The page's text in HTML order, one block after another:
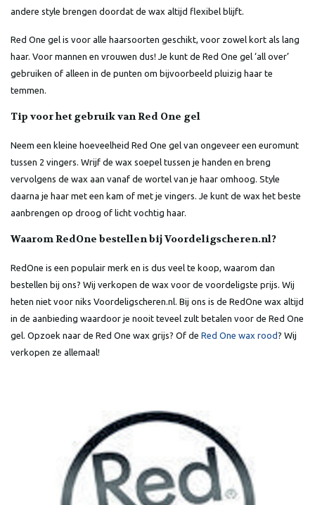
andere style brengen doordat de wax altijd flexibel blijft.
Red One gel is voor alle haarsoorten geschikt, voor zowel kort als lang
haar. Voor mannen en vrouwen dus! Je kunt de Red One gel ‘all over’
gebruiken of alleen in de punten om bijvoorbeeld pluizig haar te
temmen.
Tip voor het gebruik van Red One gel
Neem een kleine hoeveelheid Red One gel van ongeveer een euromunt
tussen 2 vingers. Wrijf de wax soepel tussen je handen en breng
vervolgens de wax aan vanaf de wortel van je haar omhoog. Style
daarna je haar met een kam of met je vingers. Je kunt de wax het beste
aanbrengen op droog of licht vochtig haar.
Waarom RedOne bestellen bij Voordeligscheren.nl?
RedOne is een populair merk en is dus veel te koop, waarom dan
bestellen bij ons? Wij verkopen de wax voor de voordeligste prijs. Wij
heten niet voor niks Voordeligscheren.nl. Bij ons is de RedOne wax altijd
in de aanbieding waardoor je nooit teveel zult betalen voor de Red One
gel. Opzoek naar de Red One wax grijs? Of de Red One wax rood? Wij
verkopen ze allemaal!